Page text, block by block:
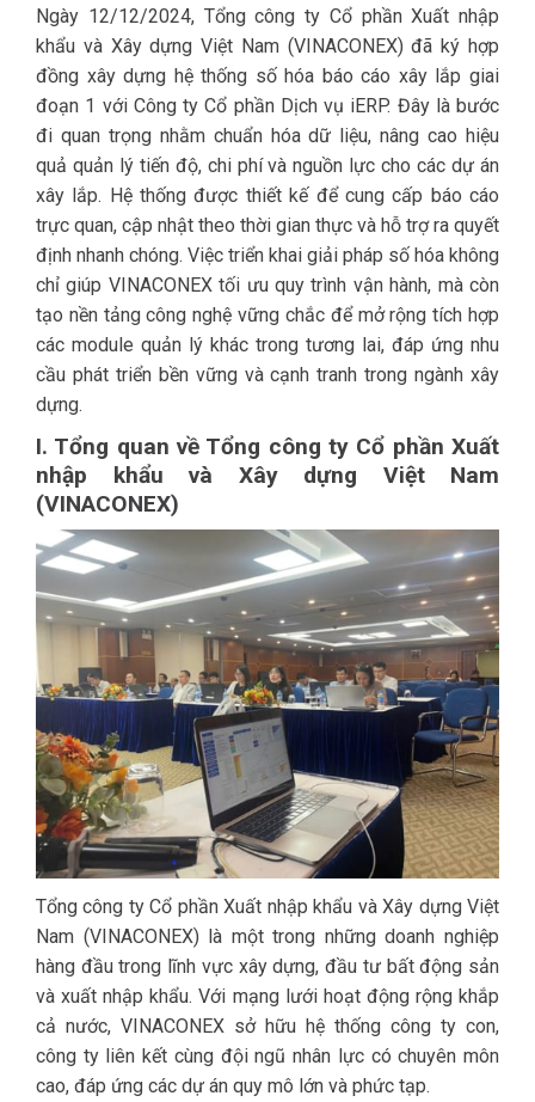
Ngày 12/12/2024, Tổng công ty Cổ phần Xuất nhập
khẩu và Xây dựng Việt Nam (VINACONEX) đã ký hợp
đồng xây dựng hệ thống số hóa báo cáo xây lắp giai
đoạn 1 với Công ty Cổ phần Dịch vụ iERP. Đây là bước
đi quan trọng nhằm chuẩn hóa dữ liệu, nâng cao hiệu
quả quản lý tiến độ, chi phí và nguồn lực cho các dự án
xây lắp. Hệ thống được thiết kế để cung cấp báo cáo
trực quan, cập nhật theo thời gian thực và hỗ trợ ra quyết
định nhanh chóng. Việc triển khai giải pháp số hóa không
chỉ giúp VINACONEX tối ưu quy trình vận hành, mà còn
tạo nền tảng công nghệ vững chắc để mở rộng tích hợp
các module quản lý khác trong tương lai, đáp ứng nhu
cầu phát triển bền vững và cạnh tranh trong ngành xây
dựng.
I. Tổng quan về Tổng công ty Cổ phần Xuất
nhập khẩu và Xây dựng Việt Nam
(VINACONEX)
Tổng công ty Cổ phần Xuất nhập khẩu và Xây dựng Việt
Nam (VINACONEX) là một trong những doanh nghiệp
hàng đầu trong lĩnh vực xây dựng, đầu tư bất động sản
và xuất nhập khẩu. Với mạng lưới hoạt động rộng khắp
cả nước, VINACONEX sở hữu hệ thống công ty con,
công ty liên kết cùng đội ngũ nhân lực có chuyên môn
cao, đáp ứng các dự án quy mô lớn và phức tạp.